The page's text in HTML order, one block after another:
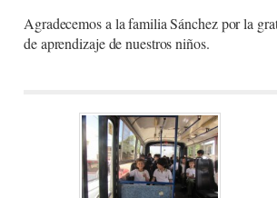
Agradecemos a la familia Sánchez por la
de aprendizaje de nuestros niños.